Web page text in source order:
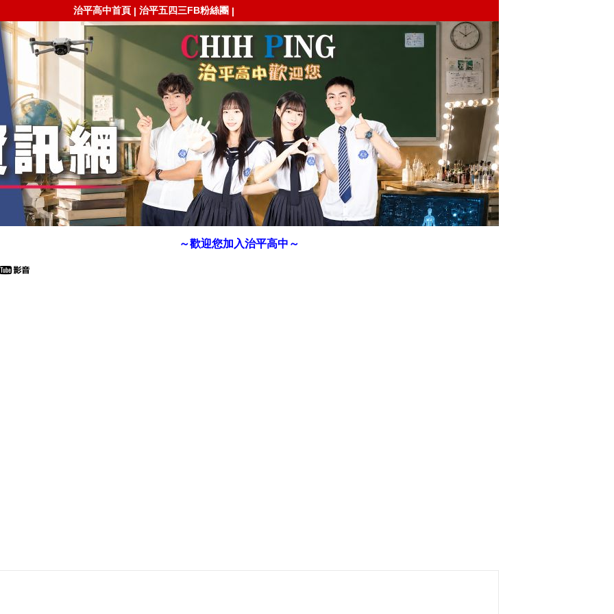
治平高中首頁 | 治平五四三FB粉絲團 |
～歡迎您加入治平高中～